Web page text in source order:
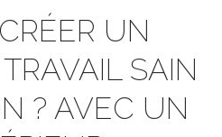
UN
SAIN
? AVEC UN